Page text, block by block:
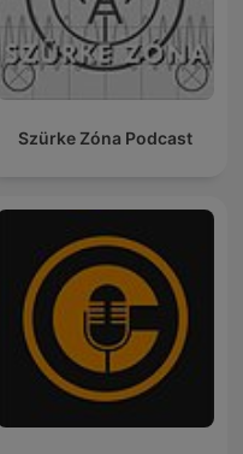
Szürke Zóna Podcast